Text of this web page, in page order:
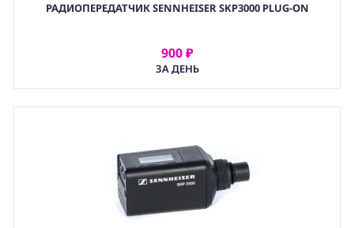
РАДИОПЕРЕДАТЧИК SENNHEISER SKP3000 PLUG-ON
900 ₽
ЗА ДЕНЬ
АРЕНДОВАТЬ